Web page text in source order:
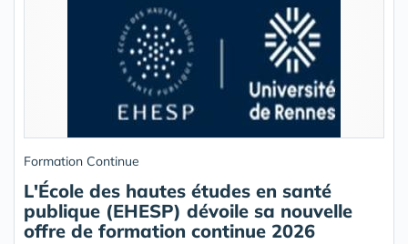
Formation Continue
L'École des hautes études en santé
publique (EHESP) dévoile sa nouvelle
offre de formation continue 2026